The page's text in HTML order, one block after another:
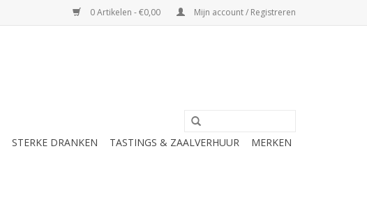
0 Artikelen - €0,00 Mijn account / Registreren
STERKE DRANKEN TASTINGS & ZAALVERHUUR MERKEN